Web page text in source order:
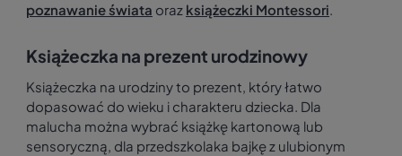
poznawanie świata oraz książeczki Montessori.
Książeczka na prezent urodzinowy
Książeczka na urodziny to prezent, który łatwo
dopasować do wieku i charakteru dziecka. Dla
malucha można wybrać książkę kartonową lub
sensoryczną, dla przedszkolaka bajkę z ulubionym